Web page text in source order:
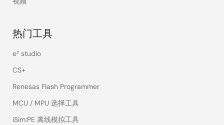
热门工具
e² studio
CS+
Renesas Flash Programmer
MCU / MPU 选择工具
iSim:PE 离线模拟工具